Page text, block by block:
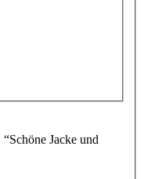
Jacke und